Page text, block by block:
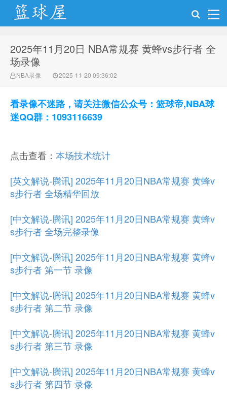
NBA录像吧
2025年11月20日 NBA常规赛 黄蜂vs步行者 全
场录像
NBA录像 2025-11-20 09:36:02
看录像不迷路，请关注微信公众号：篮球帝,NBA球
迷QQ群：1093116639
点击查看： 本场技术统计
[英文解说-腾讯] 2025年11月20日NBA常规赛 黄蜂v
s步行者 全场精华回放
[中文解说-腾讯] 2025年11月20日NBA常规赛 黄蜂v
s步行者 全场完整录像
[中文解说-腾讯] 2025年11月20日NBA常规赛 黄蜂v
s步行者 第一节 录像
[中文解说-腾讯] 2025年11月20日NBA常规赛 黄蜂v
s步行者 第二节 录像
[中文解说-腾讯] 2025年11月20日NBA常规赛 黄蜂v
s步行者 第三节 录像
[中文解说-腾讯] 2025年11月20日NBA常规赛 黄蜂v
s步行者 第四节 录像